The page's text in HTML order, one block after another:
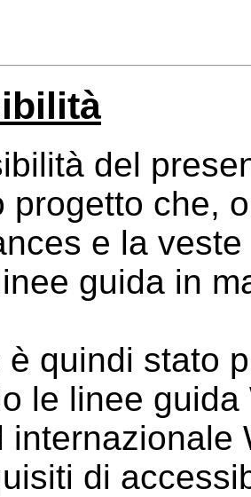
del
progetto che,
e la
guida in
è quindi stato
le linee
internazionale
di